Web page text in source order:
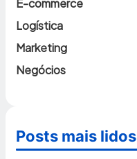
E-commerce
Logística
Marketing
Negócios
Posts mais lidos